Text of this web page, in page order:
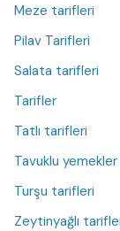
Meze tarifleri
Pilav Tarifleri
Salata tarifleri
Tarifler
Tatlı tarifleri
Tavuklu yemekler
Turşu tarifleri
Zeytinyağlı